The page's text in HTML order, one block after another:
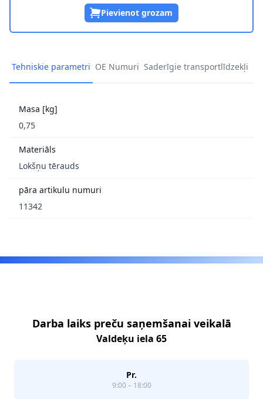
Pievienot grozam
Tehniskie parametri OE Numuri Saderīgie transportlīdzekļi
Masa [kg]
0,75
Materiāls
Lokšņu tērauds
pāra artikulu numuri
11342
Darba laiks preču saņemšanai veikalā
Valdeķu iela 65
Pr.
9:00 – 18:00